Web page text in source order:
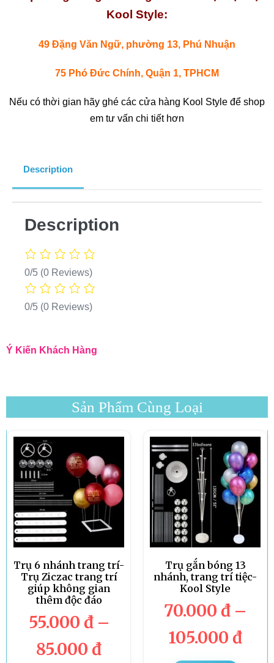
Kool Style:
49 Đặng Văn Ngữ, phường 13, Phú Nhuận
75 Phó Đức Chính, Quận 1, TPHCM
Nếu có thời gian hãy ghé các cửa hàng Kool Style để shop
em tư vấn chi tiết hơn
Description
Description
0/5 (0 Reviews)
0/5 (0 Reviews)
Ý Kiến Khách Hàng
Sản Phẩm Cùng Loại
Trụ 6 nhánh trang trí-
Trụ Ziczac trang trí
giúp không gian
thêm độc đáo
55.000 đ–
85.000 đ
Trụ gắn bóng 13
nhánh, trang trí tiệc-
Kool Style
70.000 đ –
105.000 đ